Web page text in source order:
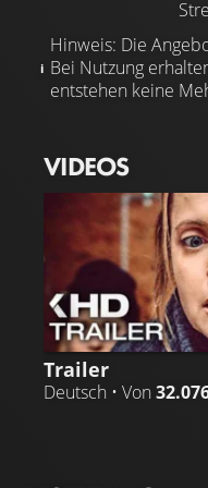
Hinweis: Die
Bei Nutzung
entstehen keine
VIDEOS
Trailer
Deutsch • Von